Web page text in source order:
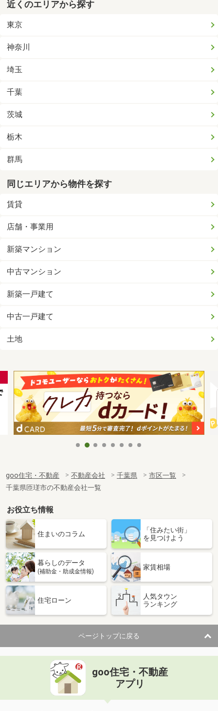
近くのエリアから探す
東京
神奈川
埼玉
千葉
茨城
栃木
群馬
同じエリアから物件を探す
賃貸
店舗・事業用
新築マンション
中古マンション
新築一戸建て
中古一戸建て
土地
goo住宅・不動産 不動産会社 千葉県
市区一覧
千葉県匝瑳市の不動産会社一覧
お役立ち情報
住まいのコラム
「住みたい街」
を見つけよう
暮らしのデータ
(補助金・助成金情報)
家賃相場
住宅ローン
人気タウン
ランキング
ページトップに戻る
goo住宅・不動産
アプリ